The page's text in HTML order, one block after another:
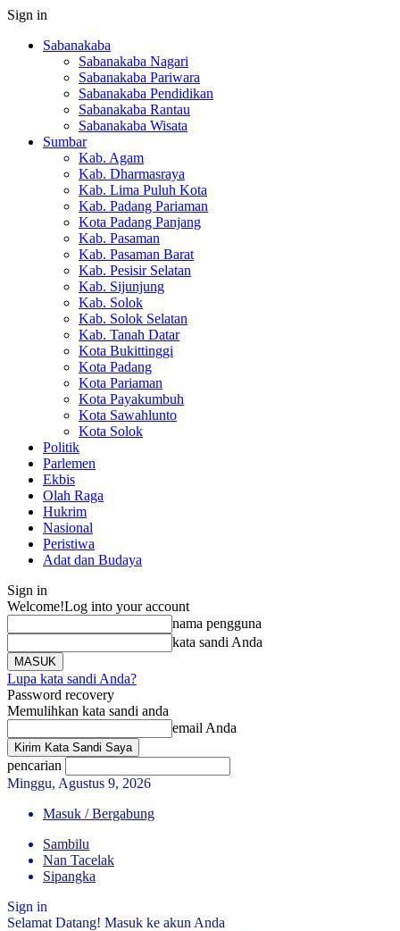
Sign in
Sabanakaba
Sabanakaba Nagari
Sabanakaba Pariwara
Sabanakaba Pendidikan
Sabanakaba Rantau
Sabanakaba Wisata
Sumbar
Kab. Agam
Kab. Dharmasraya
Kab. Lima Puluh Kota
Kab. Padang Pariaman
Kota Padang Panjang
Kab. Pasaman
Kab. Pasaman Barat
Kab. Pesisir Selatan
Kab. Sijunjung
Kab. Solok
Kab. Solok Selatan
Kab. Tanah Datar
Kota Bukittinggi
Kota Padang
Kota Pariaman
Kota Payakumbuh
Kota Sawahlunto
Kota Solok
Politik
Parlemen
Ekbis
Olah Raga
Hukrim
Nasional
Peristiwa
Adat dan Budaya
Sign in
Welcome!Log into your account
nama pengguna
kata sandi Anda
Lupa kata sandi Anda?
Password recovery
Memulihkan kata sandi anda
email Anda
pencarian
Minggu, Agustus 9, 2026
Masuk / Bergabung
Sambilu
Nan Tacelak
Sipangka
Sign in
Selamat Datang! Masuk ke akun Anda